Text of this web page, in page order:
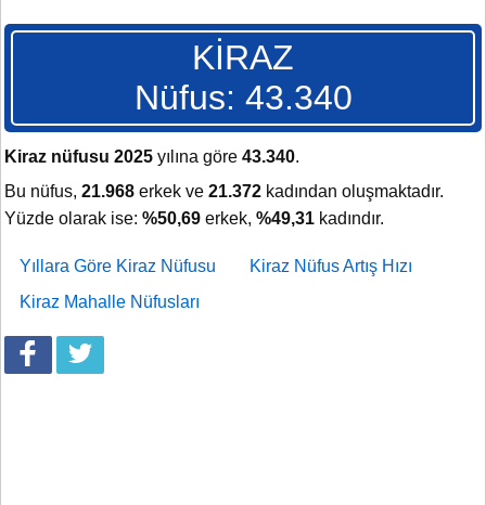
KİRAZ
Nüfus: 43.340
Kiraz nüfusu 2025 yılına göre 43.340.
Bu nüfus, 21.968 erkek ve 21.372 kadından oluşmaktadır.
Yüzde olarak ise: %50,69 erkek, %49,31 kadındır.
Yıllara Göre Kiraz Nüfusu
Kiraz Nüfus Artış Hızı
Kiraz Mahalle Nüfusları